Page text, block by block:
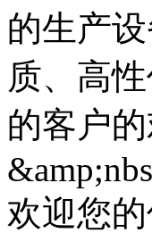
的生产
质、高
的客户的
欢迎您